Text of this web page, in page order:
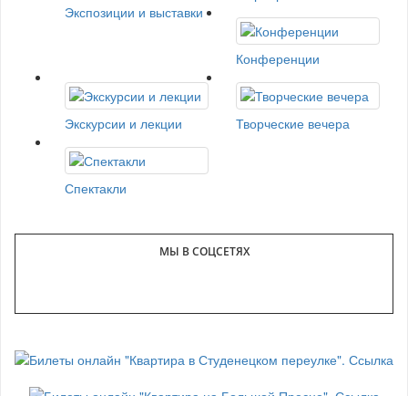
Экспозиции и выставки
Конференции
Экскурсии и лекции Творческие вечера
Спектакли
МЫ В СОЦСЕТЯХ